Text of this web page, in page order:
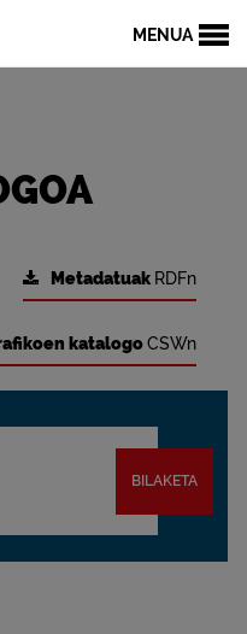
MENUA
Metadatuak RDFn
katalogoCSWn
BILAKETA